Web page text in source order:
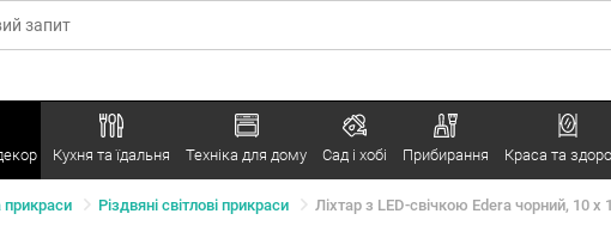
Кухня та їдальня Техніка для дому Сад і хобі Прибирання Краса та
прикраси Різдвяні світлові прикраси Ліхтар з LED-свічкою Edera чорний, 10